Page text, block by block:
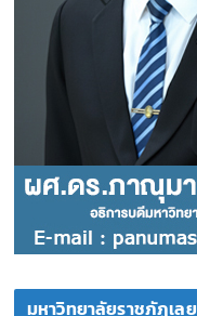
มหาวิทยาลัยราชภัฏเลย